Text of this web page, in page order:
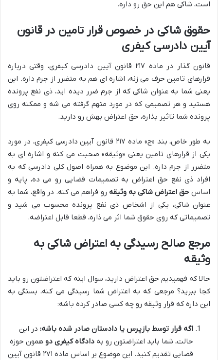
است، شاکی هم این حق رو داره.
حقوق شاکی در خصوص قرار تامین در قانون
آیین دادرسی کیفری
قانون گذار در ماده ۲۱۷ قانون آیین دادرسی کیفری، وقتی درباره
قرارهای تامین حرف می زنه، اشاره ای هم به متضرر از جرم داره. این
یعنی شما به عنوان شاکی که از جرم ضرر دیده اید، ذی نفع پرونده
هستید و هر تصمیمی که در مورد متهم گرفته می شه و ممکنه روی
پرونده شما تاثیر بذاره، حق اعتراض بهش رو دارید.
به طور خاص، بند «ج» ماده ۲۱۷ قانون آیین دادرسی کیفری، در مورد
یکی از قرارهای تامین یعنی «وثیقه» صحبت می کنه و اشاره ای به
متضرر از جرم داره. این موضوع به همراه اصول کلی دادرسی که به
افراد ذی نفع حق اعتراض به تصمیمات قضایی رو می ده، پایه و
اساسحق اعتراض شاکی به وثیقه رو فراهم می کنه. در واقع، شما به
عنوان شاکی، یکی از اشخاص ذی نفع پرونده محسوب می شید و
تصمیماتی که روی حقوق شما اثر می ذاره، قطعا قابل اعتراضه.
مرجع صالح رسیدگی به اعتراض شاکی به
وثیقه
حالا که فهمیدیم حق اعتراض دارید، سوال اینه که اعتراضتون رو باید
کجا ببرید؟ مرجعی که به اعتراض شما رسیدگی می کنه، بستگی به
این داره که قرار وثیقه رو چه کسی صادر کرده باشه:
اگه قرار توسط بازپرس یا دادستان صادر شده باشه: در این
حالت، شما باید اعتراضتون رو به دادگاه کیفری دو همون حوزه
قضایی تقدیم کنید. این موضوع بر اساس ماده ۲۷۱ قانون آیین